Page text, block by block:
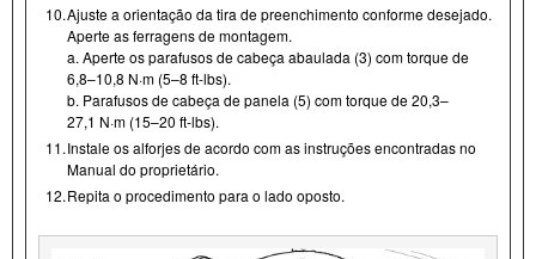
10.Ajuste a orientação da tira de preenchimento conforme desejado.
Aperte as ferragens de montagem.
a. Aperte os parafusos de cabeça abaulada (3) com torque de
6,8–10,8 N·m (5–8 ft-lbs).
b. Parafusos de cabeça de panela (5) com torque de 20,3–
27,1 N·m (15–20 ft-lbs).
11.Instale os alforjes de acordo com as instruções encontradas no
Manual do proprietário.
12.Repita o procedimento para o lado oposto.